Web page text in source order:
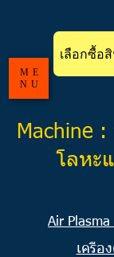
เลือกซื้อ
ME
NU
Machine :
โลหะ
Air
เครื่อ